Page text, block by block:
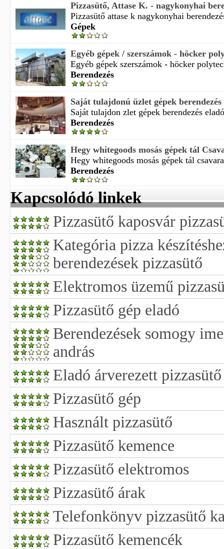
Pizzasütő, Attase K. - nagykonyhai
Pizzasütő attase k nagykonyhai
Gépek
Egyéb gépek / szerszámok - höcker
Egyéb gépek szerszámok - höcker
Berendezés
Saját tulajdonú üzlet gépek berendezés
Saját tulajdon zlet gépek berendezés
Berendezés
Hegy whitegoods mosás gépek tál
Hegy whitegoods mosás gépek tál
Berendezés
Kapcsolódó linkek
Pizzasütő kaposvár
Kategória pizza
berendezések pizzasütő
Elektromos üzemű
Pizzasütő gép eladó
Berendezések somogy
andrás
Eladó árverezett pizzasütő
Pizzasütő gép
Használt pizzasütő
Pizzasütő kemence
Pizzasütő elektromos
Pizzasütő árak
Telefonkönyv pizzasütő
Pizzasütő kemencék